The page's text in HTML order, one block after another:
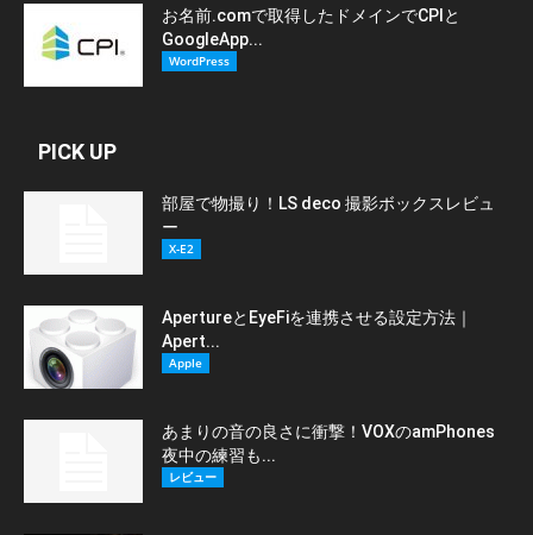
お名前.comで取得したドメインでCPIと
GoogleApp...
WordPress
PICK UP
部屋で物撮り！LS deco 撮影ボックスレビュ
ー
X-E2
ApertureとEyeFiを連携させる設定方法｜
Apert...
Apple
あまりの音の良さに衝撃！VOXのamPhones
夜中の練習も...
レビュー